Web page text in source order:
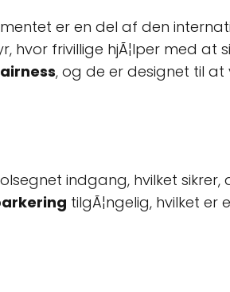
er en del af den
hvor frivillige hjÃ¦lper med at
, og de er designet til at
indgang, hvilket
tilgÃ¦ngelig, hvilket er